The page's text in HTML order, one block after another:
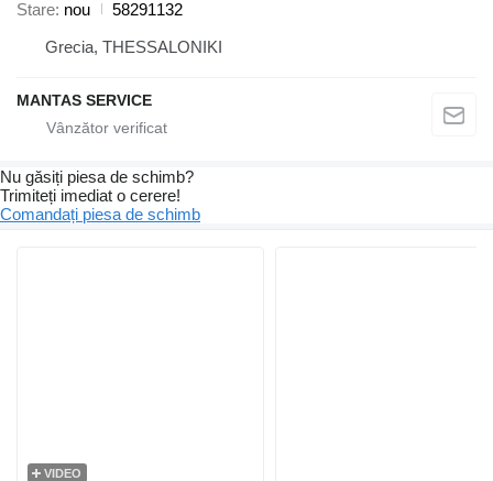
Stare nou
58291132
Grecia, THESSALONIKI
MANTAS SERVICE
Nu găsiți piesa de schimb?
Trimiteți imediat o cerere!
Comandați piesa de schimb
VIDEO